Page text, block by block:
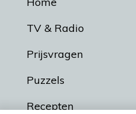
TV & Radio
Prijsvragen
Puzzels
Recepten